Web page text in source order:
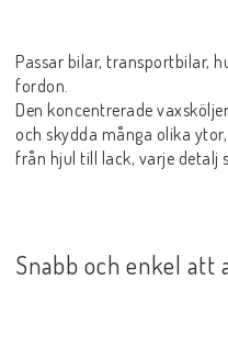
Passar bilar, transportbilar,
fordon.
Den koncentrerade
och skydda många olika ytor,
från hjul till lack, varje detalj
Snabb och enkel att